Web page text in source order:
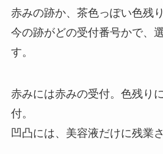
赤みの跡か、茶色っぽい色残
今の跡がどの受付番号かで、
す。
赤みには赤みの受付。色残り
付。
凹凸には、美容液だけに残業